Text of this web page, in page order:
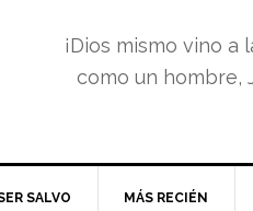
¡Dios mismo vino a
como un hombre,
SALVO MÁS RECIÉN